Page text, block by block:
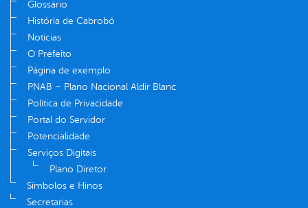
Glossário
História de Cabrobó
Notícias
O Prefeito
Página de exemplo
PNAB – Plano Nacional Aldir Blanc
Política de Privacidade
Portal do Servidor
Potencialidade
Serviços Digitais
Plano Diretor
Símbolos e Hinos
Secretarias